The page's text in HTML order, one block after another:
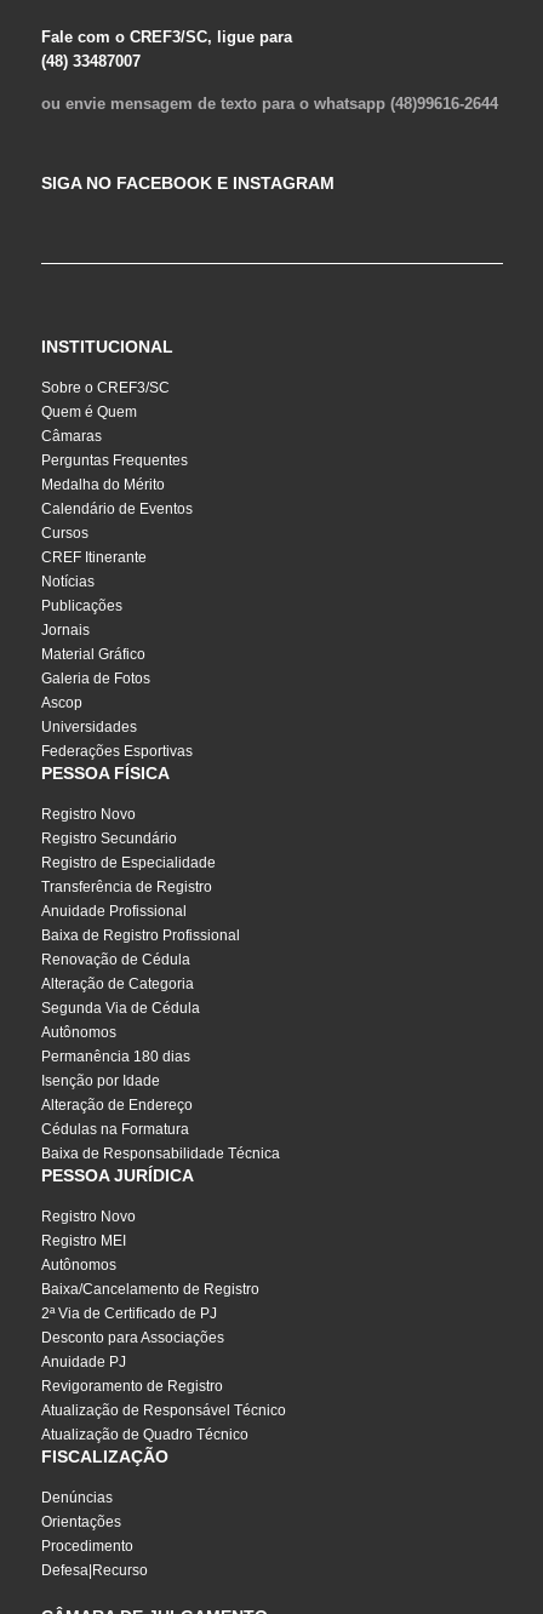
Fale com o CREF3/SC, ligue para
(48) 33487007
ou envie mensagem de texto para o whatsapp (48)99616-2644
SIGA NO FACEBOOK E INSTAGRAM
INSTITUCIONAL
Sobre o CREF3/SC
Quem é Quem
Câmaras
Perguntas Frequentes
Medalha do Mérito
Calendário de Eventos
Cursos
CREF Itinerante
Notícias
Publicações
Jornais
Material Gráfico
Galeria de Fotos
Ascop
Universidades
Federações Esportivas
PESSOA FÍSICA
Registro Novo
Registro Secundário
Registro de Especialidade
Transferência de Registro
Anuidade Profissional
Baixa de Registro Profissional
Renovação de Cédula
Alteração de Categoria
Segunda Via de Cédula
Autônomos
Permanência 180 dias
Isenção por Idade
Alteração de Endereço
Cédulas na Formatura
Baixa de Responsabilidade Técnica
PESSOA JURÍDICA
Registro Novo
Registro MEI
Autônomos
Baixa/Cancelamento de Registro
2ª Via de Certificado de PJ
Desconto para Associações
Anuidade PJ
Revigoramento de Registro
Atualização de Responsável Técnico
Atualização de Quadro Técnico
FISCALIZAÇÃO
Denúncias
Orientações
Procedimento
Defesa|Recurso